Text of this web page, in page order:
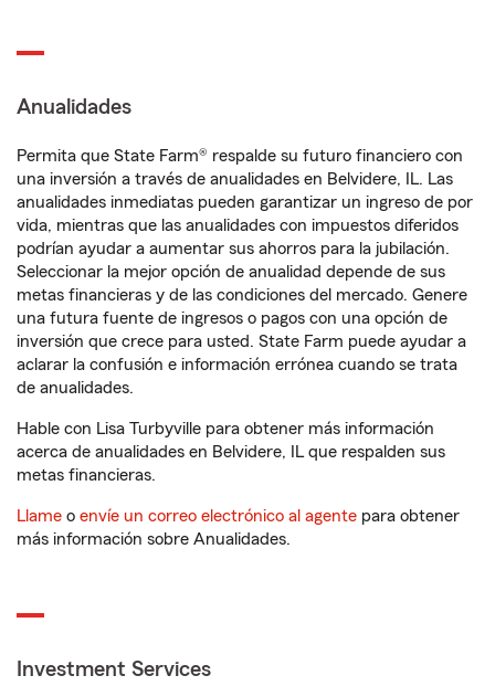
Anualidades
Permita que State Farm® respalde su futuro financiero con
una inversión a través de anualidades en Belvidere, IL. Las
anualidades inmediatas pueden garantizar un ingreso de por
vida, mientras que las anualidades con impuestos diferidos
podrían ayudar a aumentar sus ahorros para la jubilación.
Seleccionar la mejor opción de anualidad depende de sus
metas financieras y de las condiciones del mercado. Genere
una futura fuente de ingresos o pagos con una opción de
inversión que crece para usted. State Farm puede ayudar a
aclarar la confusión e información errónea cuando se trata
de anualidades.
Hable con Lisa Turbyville para obtener más información
acerca de anualidades en Belvidere, IL que respalden sus
metas financieras.
Llame o envíe un correo electrónico al agente para obtener
más información sobre Anualidades.
Investment Services